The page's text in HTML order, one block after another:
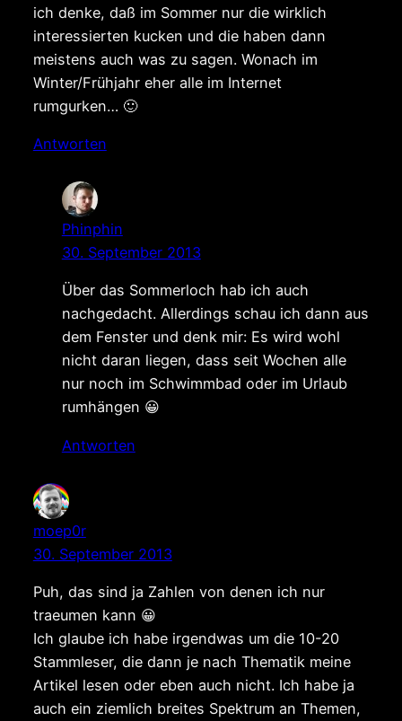
ich denke, daß im Sommer nur die wirklich
interessierten kucken und die haben dann
meistens auch was zu sagen. Wonach im
Winter/Frühjahr eher alle im Internet
rumgurken… 🙂
Antworten
Phinphin
30. September 2013
Über das Sommerloch hab ich auch
nachgedacht. Allerdings schau ich dann aus
dem Fenster und denk mir: Es wird wohl
nicht daran liegen, dass seit Wochen alle
nur noch im Schwimmbad oder im Urlaub
rumhängen 😀
Antworten
moep0r
30. September 2013
Puh, das sind ja Zahlen von denen ich nur
traeumen kann 😀
Ich glaube ich habe irgendwas um die 10-20
Stammleser, die dann je nach Thematik meine
Artikel lesen oder eben auch nicht. Ich habe ja
auch ein ziemlich breites Spektrum an Themen,